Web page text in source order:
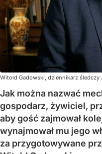
Witold Gadowski, dziennikarz śledczy
Jak można nazwać
gospodarz, żywiciel,
aby gość zajmował
wynajmował mu jego
za przygotowywane